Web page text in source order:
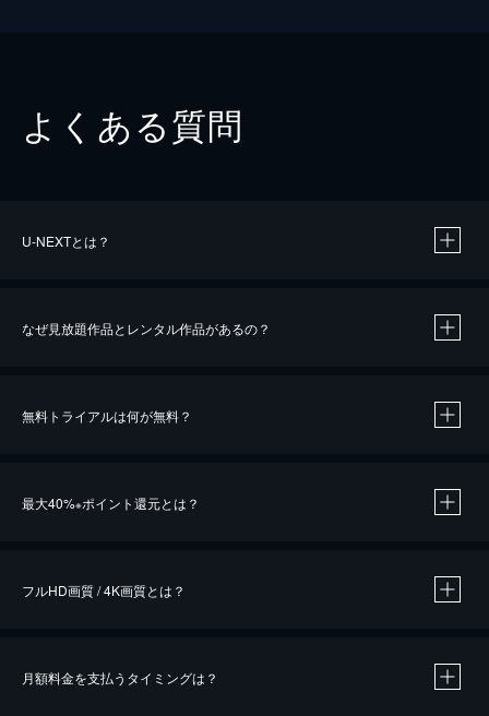
よくある質問
U-NEXTとは？
なぜ見放題作品とレンタル作品があるの？
無料トライアルは何が無料？
最大40%※ポイント還元とは？
※40％ポイント還元の対象は、クレジットカード決済による作品の購入 / レンタルです。
フルHD画質 / 4K画質とは？
月額料金を支払うタイミングは？